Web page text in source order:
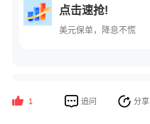
点击速抢!
美元保单，降息不慌
1 追问 分享